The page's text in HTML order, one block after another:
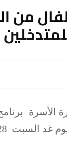
من
الأسرة
28 جوان 2025.